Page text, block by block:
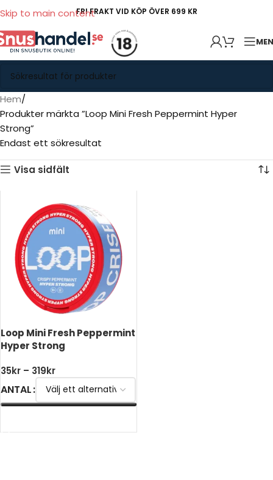
Skip to main contentFRI FRAKT VID KÖP ÖVER 699 KR
Hem
Produkter märkta ”Loop Mini Fresh Peppermint Hyper
Strong”
Endast ett sökresultat
Visa sidfält
Loop Mini Fresh Peppermint
Hyper Strong
35kr – 319kr
ANTAL